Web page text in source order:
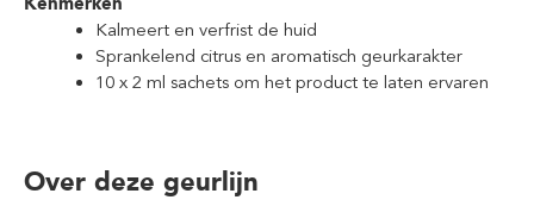
Kalmeert en verfrist de huid
Sprankelend citrus en aromatisch geurkarakter
10 x 2 ml sachets om het product te laten ervaren
Over deze geurlijn